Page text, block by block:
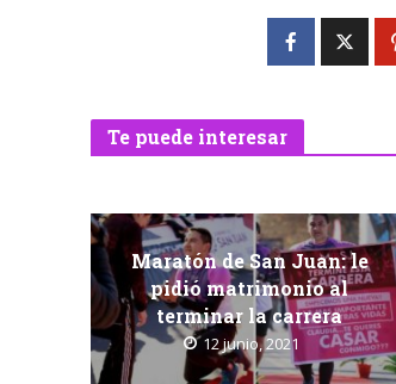
Te puede interesar
Maratón de San Juan: le
pidió matrimonio al
terminar la carrera
12 junio, 2021